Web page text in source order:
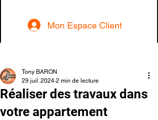
Mon Espace Client
Réaliser des travaux dans
votre appartement
Tony BARON
29 juil. 2024 2 min de lecture